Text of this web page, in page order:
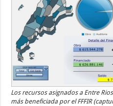
Los recursos asignados a Entre
más beneficiada por el FFFIR